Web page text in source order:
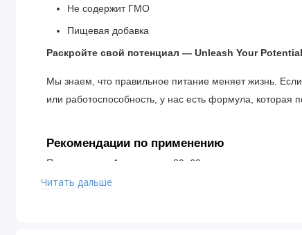
Не содержит ГМО
Пищевая добавка
Раскройте свой потенциал — Unleash Your
Мы знаем, что правильное питание меняет жизнь.
или работоспособность, у нас есть формула, которая
Рекомендации по применению
Принимать по 1 капсуле за 30–60 минут до сна.
Читать дальше